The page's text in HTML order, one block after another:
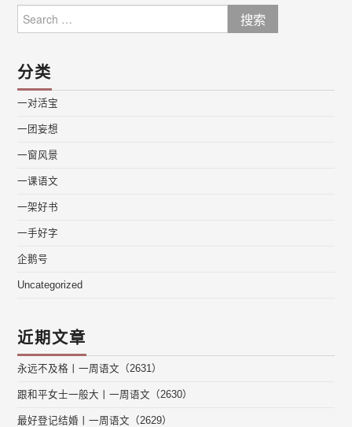
for:
分类
一对活宝
一团妄想
一窗风景
一课语文
一架好书
一手好字
企鹅号
Uncategorized
近期文章
永远不及格丨一周语文（2631）
跟和平女士一般大丨一周语文（2630）
最好登记结婚丨一周语文（2629）